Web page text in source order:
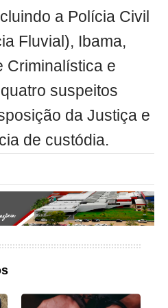
a Polícia Civil
Fluvial), Ibama,
Criminalística e
suspeitos
da Justiça e
de custódia.